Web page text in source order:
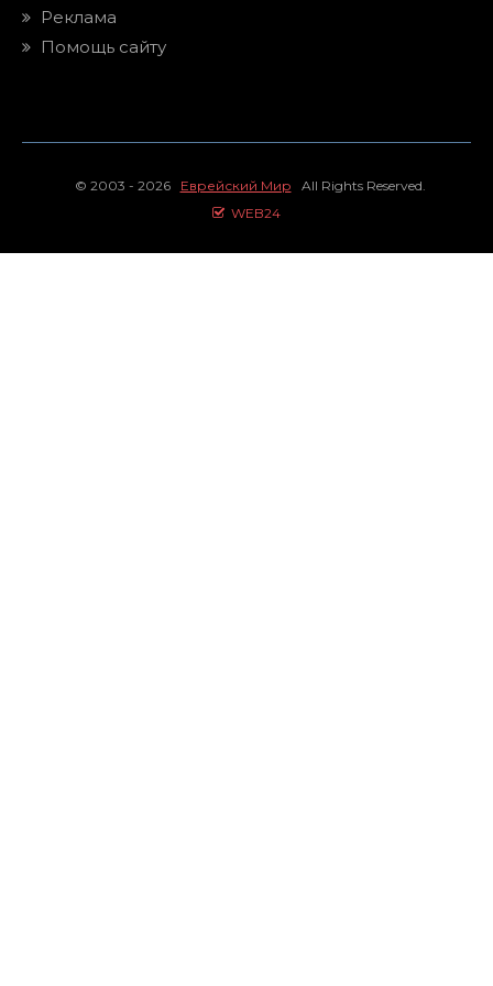
Реклама
Помощь сайту
© 2003 - 2026 Еврейский Мир All Rights Reserved.
WEB24